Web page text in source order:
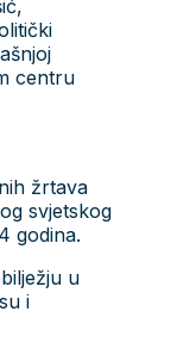
centru
žrtava
svjetskog
godina.
u
i